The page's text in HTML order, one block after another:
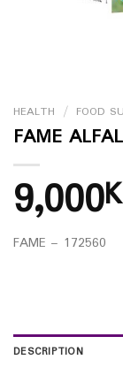
HEALTH / FOOD
FAME
9,000
FAME – 172560
DESCRIPTION